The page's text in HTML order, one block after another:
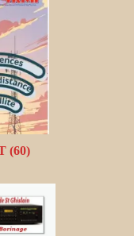
(60)